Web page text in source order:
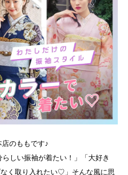
のももです♪
らしい振袖が着たい！」「大好き
く取り入れたい♡」そんな風に思